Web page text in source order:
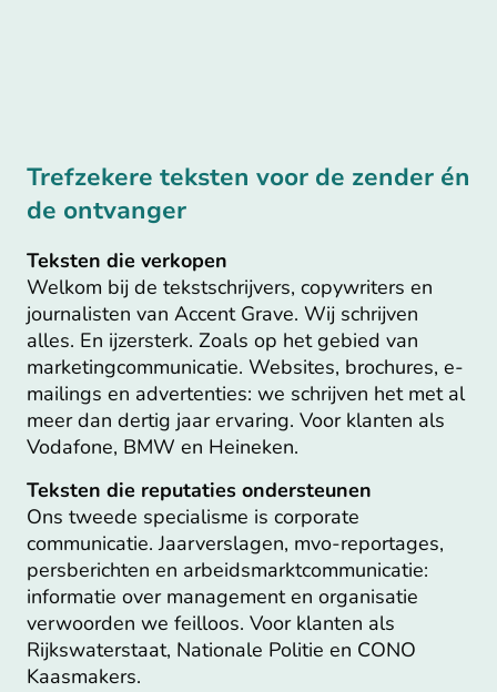
Trefzekere teksten voor de zender én
de ontvanger
Teksten die verkopen
Welkom bij de tekstschrijvers, copywriters en
journalisten van Accent Grave. Wij schrijven
alles. En ijzersterk. Zoals op het gebied van
marketingcommunicatie. Websites, brochures, e-
mailings en advertenties: we schrijven het met al
meer dan dertig jaar ervaring. Voor klanten als
Vodafone, BMW en Heineken.
Teksten die reputaties ondersteunen
Ons tweede specialisme is corporate
communicatie. Jaarverslagen, mvo-reportages,
persberichten en arbeidsmarktcommunicatie:
informatie over management en organisatie
verwoorden we feilloos. Voor klanten als
Rijkswaterstaat, Nationale Politie en CONO
Kaasmakers.